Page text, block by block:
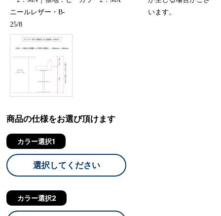
ニールレザー・B-
25/8
います。
商品の仕様をお選び頂けます
カラー選択1
選択してください
カラー選択2